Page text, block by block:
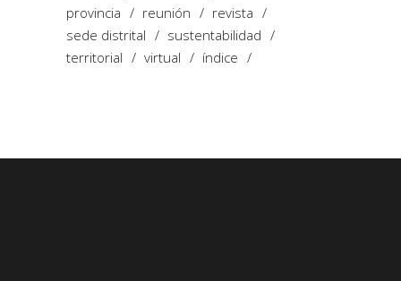
provincia
reunión
revista
sede distrital
sustentabilidad
territorial
virtual índice